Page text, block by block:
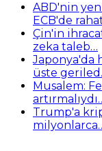
ABD'nin
ECB'de
Çin'in
zeka taleb…
Japonya'da
üste
Musalem:
Trump'a